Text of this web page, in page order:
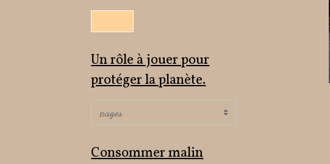
Un rôle à jouer pour
protéger la planète.
Consommer malin